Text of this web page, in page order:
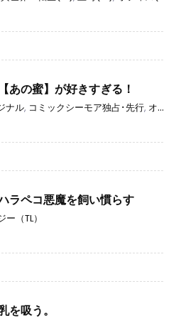
あの蜜】が好きすぎる！
ナル, コミックシーモア独占･先行, オフィス(TL)
ラペコ悪魔を飼い慣らす
（TL）
を吸う。